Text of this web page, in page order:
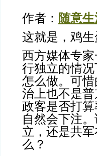
作者： 随意
这就是，鸡生
西方媒体专
行独立的情
怎么做。可
治上也不是
政客是否打
自然会下注。
立，还是共
么？